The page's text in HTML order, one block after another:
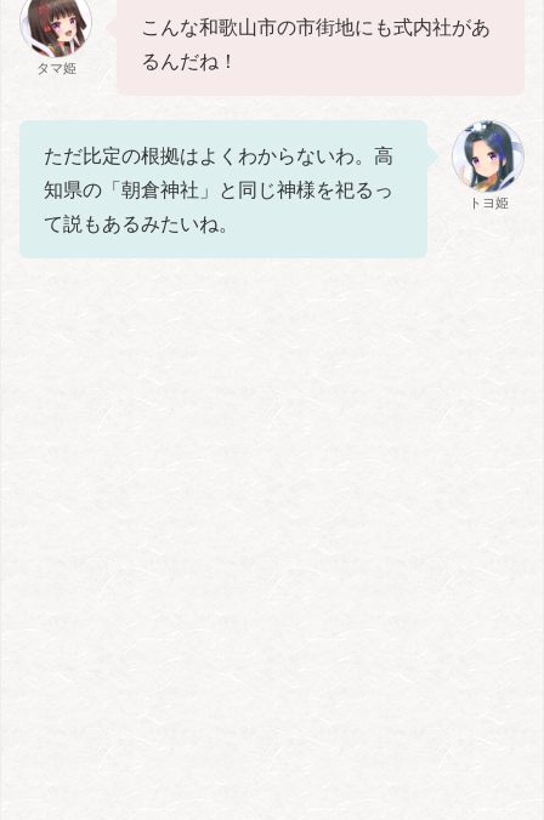
タマ姫
こんな和歌山市の市街地にも式内社があ
るんだね！
ただ比定の根拠はよくわからないわ。高
知県の「朝倉神社」と同じ神様を祀るっ
て説もあるみたいね。
トヨ姫